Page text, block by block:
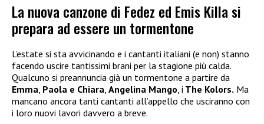
La nuova canzone di Fedez ed Emis Killa si
prepara ad essere un tormentone
L’estate si sta avvicinando e i cantanti italiani (e non) stanno
facendo uscire tantissimi brani per la stagione più calda.
Qualcuno si preannuncia già un tormentone a partire da
Emma, Paola e Chiara, Angelina Mango, i The Kolors. Ma
mancano ancora tanti cantanti all’appello che usciranno con
i loro nuovi lavori davvero a breve.